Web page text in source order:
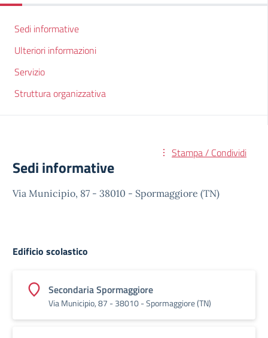
Sedi informative
Ulteriori informazioni
Servizio
Struttura organizzativa
Stampa / Condividi
Sedi informative
Via Municipio, 87 - 38010 - Spormaggiore (TN)
Edificio scolastico
Secondaria Spormaggiore
Via Municipio, 87 - 38010 - Spormaggiore (TN)